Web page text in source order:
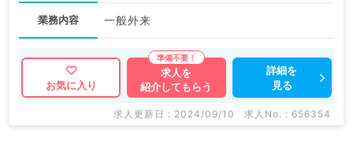
業務内容 一般外来
お気に入り
求人を
紹介してもらう
詳細を
見る
求人更新日 : 2024/09/10 求人No. : 656354